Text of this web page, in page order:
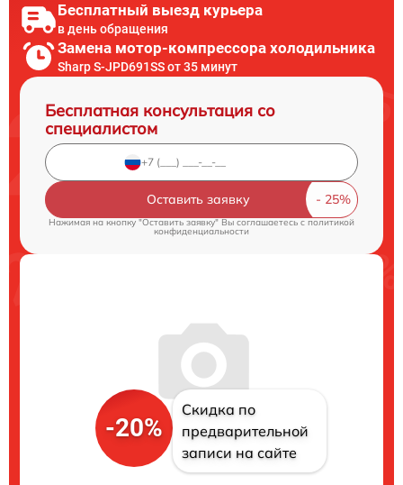
Бесплатный выезд курьера
в день обращения
Замена мотор-компрессора холодильника
Sharp S-JPD691SS от 35 минут
Бесплатная консультация со
специалистом
Оставить заявку
Нажимая на кнопку "Оставить заявку" Вы соглашаетесь cполитикой
конфиденциальности
-20%
Скидка по
предварительной
записи на сайте